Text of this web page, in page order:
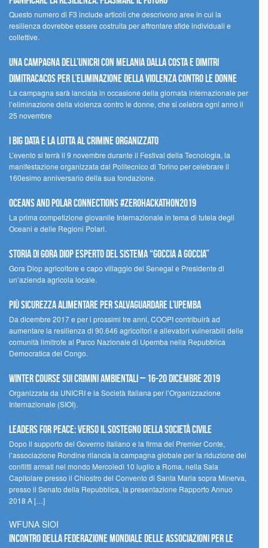
Questo numero di F3 include articoli che descrivono aree in cui la
resilienza dovrebbe essere costruita per affrontare sfide individuali e
collettive.
Una campagna dell’UNICRI con Melania Dalla Costa e Dimitri
Dimitracacos per l’eliminazione della violenza contro le donne
La campagna sarà lanciata in occasione della giornata internazionale per
l’eliminazione della violenza contro le donne, che si celebra ogni anno il
25 novembre
I Big Data e la lotta al crimine organizzato
L’evento si terrà il 9 novembre durante il Festival della Tecnologia, la
manifestazione organizzata dal Politecnico di Torino per celebrare il
160esimo anniversario della sua fondazione.
Oceans and Polar Connections #ZEROHackathon2019
La prima competizione giovanile Internazionale in tema di tutela degli
Oceani e delle Regioni Polari.
STORIA DI GORA DIOP ESPERTO DEL SISTEMA “GOCCIA A GOCCIA”
Gora Diop agricoltore e capo villaggio del Senegal e Presidente di
un’azienda agricola locale.
Più sicurezza alimentare per salvaguardare l’Upemba
Da dicembre 2017 e per i prossimi tre anni, COOPI contribuirà ad
aumentare la resilienza di 90.646 agricoltori e allevatori vulnerabili delle
comunità limitrofe al Parco Nazionale di Upemba nella Repubblica
Democratica del Congo.
Winter Course sui Crimini Ambientali – 16-20 Dicembre 2019
Organizzata da UNICRI e la Società Italiana per l’Organizzazione
Internazionale (SIOI).
Leaders for peace: verso il sostegno della società civile
Dopo il supporto del Governo italiano e la firma del Premier Conte,
l’associazione Rondine rilancia la campagna globale per la riduzione dei
conflitti armati nel mondo Mercoledì 10 luglio a Roma, nella Sala
Capitolare presso il Chiostro del Convento di Santa Maria sopra Minerva,
presso il Senato della Repubblica, la presentazione Rapporto Annuo
2018 A […]
WFUNA SIOI
Incontro della Federazione Mondiale delle Associazioni per le